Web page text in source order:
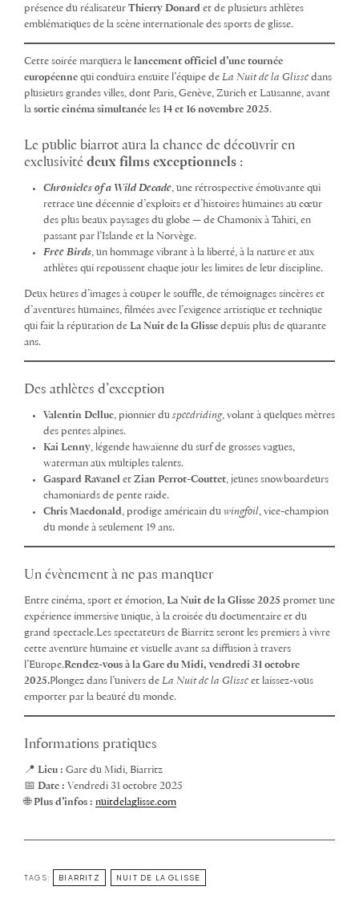
présence du réalisateur Thierry Donard et de plusieurs athlètes
emblématiques de la scène internationale des sports de glisse.
Cette soirée marquera le lancement officiel d’une tournée
européenne qui conduira ensuite l’équipe de La Nuit de la Glisse dans
plusieurs grandes villes, dont Paris, Genève, Zurich et Lausanne, avant
la sortie cinéma simultanée les 14 et 16 novembre 2025.
Le public biarrot aura la chance de découvrir en
exclusivité deux films exceptionnels :
Chronicles of a Wild Decade, une rétrospective émouvante qui
retrace une décennie d’exploits et d’histoires humaines au cœur
des plus beaux paysages du globe — de Chamonix à Tahiti, en
passant par l’Islande et la Norvège.
Free Birds, un hommage vibrant à la liberté, à la nature et aux
athlètes qui repoussent chaque jour les limites de leur discipline.
Deux heures d’images à couper le souffle, de témoignages sincères et
d’aventures humaines, filmées avec l’exigence artistique et technique
qui fait la réputation de La Nuit de la Glisse depuis plus de quarante
ans.
Des athlètes d’exception
Valentin Delluc, pionnier du speedriding, volant à quelques mètres
des pentes alpines.
Kai Lenny, légende hawaïenne du surf de grosses vagues,
waterman aux multiples talents.
Gaspard Ravanel et Zian Perrot-Couttet, jeunes snowboardeurs
chamoniards de pente raide.
Chris Macdonald , prodige américain du wingfoil, vice-champion
du monde à seulement 19 ans.
Un évènement à ne pas manquer
Entre cinéma, sport et émotion, La Nuit de la Glisse 2025 promet une
expérience immersive unique, à la croisée du documentaire et du
grand spectacle.Les spectateurs de Biarritz seront les premiers à vivre
cette aventure humaine et visuelle avant sa diffusion à travers
l’Europe.Rendez-vous à la Gare du Midi, vendredi 31 octobre
2025.Plongez dans l’univers de La Nuit de la Glisse et laissez-vous
emporter par la beauté du monde.
Informations pratiques
📍 Lieu : Gare du Midi, Biarritz
📅 Date : Vendredi 31 octobre 2025
🌐Plus d’infos : nuitdelaglisse.com
TAGS: BIARRITZ NUIT DE LA GLISSE